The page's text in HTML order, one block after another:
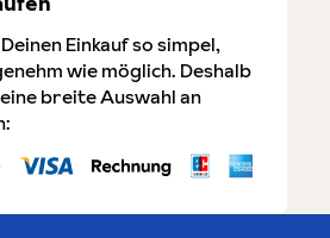
Einkauf so simpel,
wie möglich. Deshalb
breite Auswahl an